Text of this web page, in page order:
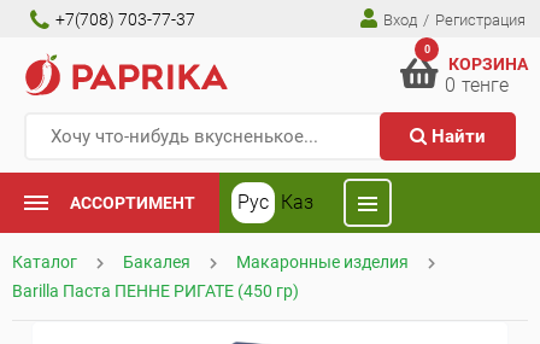
+7(708) 703-77-37 Вход / Регистрация
Найти
0
КОРЗИНА
0 тенге
АССОРТИМЕНТ Рус Каз
Каталог Бакалея
Макаронные изделия
Barilla Паста ПЕННЕ РИГАТЕ (450 гр)